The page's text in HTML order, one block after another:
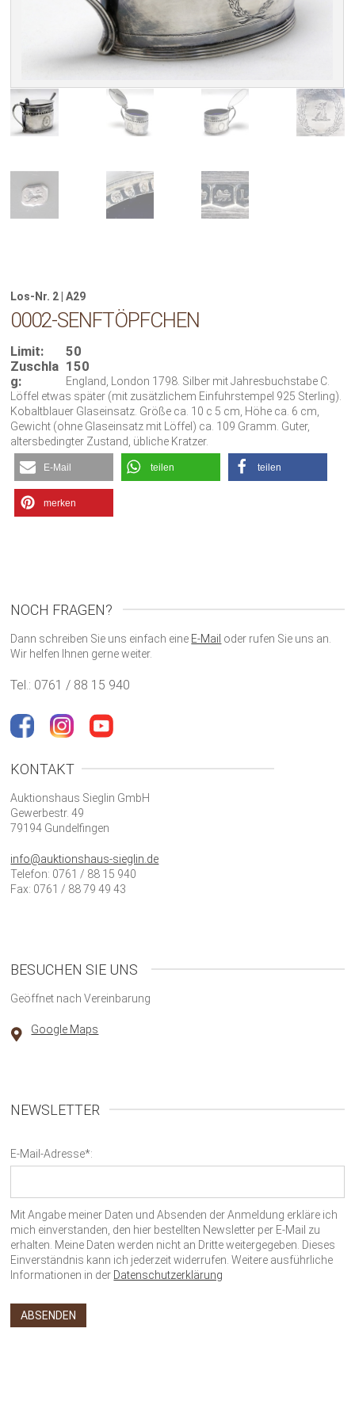
Los-Nr. 2 | A29
0002-SENFTÖPFCHEN
Limit:
50
Zuschla
g:
150
England, London 1798. Silber mit Jahresbuchstabe C.
Löffel etwas später (mit zusätzlichem Einfuhrstempel 925 Sterling).
Kobaltblauer Glaseinsatz. Größe ca. 10 c 5 cm, Höhe ca. 6 cm,
Gewicht (ohne Glaseinsatz mit Löffel) ca. 109 Gramm. Guter,
altersbedingter Zustand, übliche Kratzer.
E-Mail teilen teilen
merken
NOCH FRAGEN?
Dann schreiben Sie uns einfach eine E-Mail oder rufen Sie uns an.
Wir helfen Ihnen gerne weiter.
Tel.: 0761 / 88 15 940
KONTAKT
Auktionshaus Sieglin GmbH
Gewerbestr. 49
79194 Gundelfingen
info@auktionshaus-sieglin.de
Telefon: 0761 / 88 15 940
Fax: 0761 / 88 79 49 43
BESUCHEN SIE UNS
Geöffnet nach Vereinbarung
Google Maps
NEWSLETTER
E-Mail-Adresse*:
Mit Angabe meiner Daten und Absenden der Anmeldung erkläre ich
mich einverstanden, den hier bestellten Newsletter per E-Mail zu
erhalten. Meine Daten werden nicht an Dritte weitergegeben. Dieses
Einverständnis kann ich jederzeit widerrufen. Weitere ausführliche
Informationen in der Datenschutzerklärung